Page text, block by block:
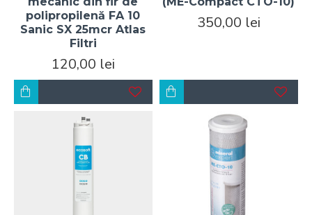
polipropilenă FA 10
Sanic SX 25mcr Atlas
Filtri
120,00 lei
350,00 lei